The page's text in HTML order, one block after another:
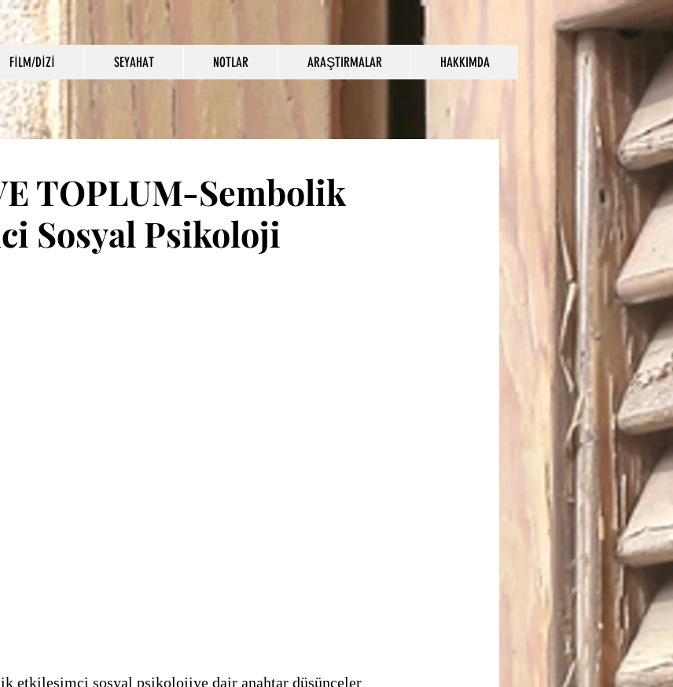
FİLM/DİZİ SEYAHAT NOTLAR ARAŞTIRMALAR HAKKIMDA
TOPLUM-Sembolik
Sosyal Psikoloji